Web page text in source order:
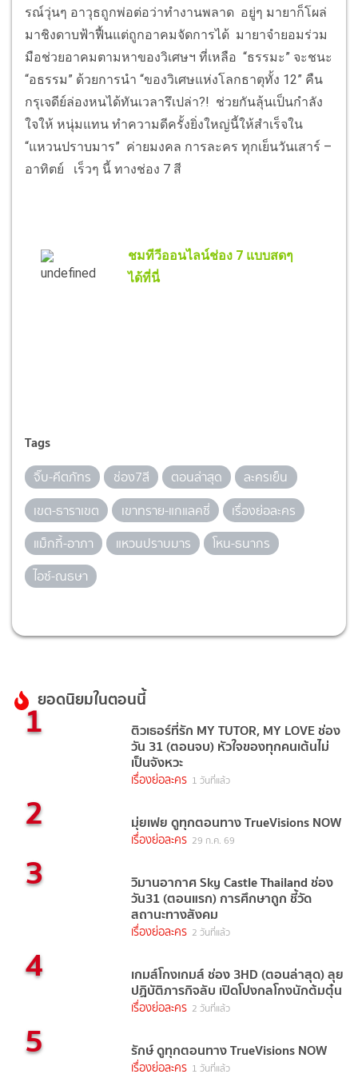
รณ์วุ่นๆ อาวุธถูกพ่อต่อว่าทำงานพลาด อยู่ๆ มายาก็โผล่
มาชิงดาบฟ้าฟื้นแต่ถูกอาคมจัดการได้ มายาจำยอมร่วม
มือช่วยอาคมตามหาของวิเศษฯ ที่เหลือ “ธรรมะ” จะชนะ
“อธรรม” ด้วยการนำ “ของวิเศษแห่งโลกธาตุทั้ง 12” คืน
กรุเจดีย์ล่องหนได้ทันเวลารึเปล่า?! ช่วยกันลุ้นเป็นกำลัง
ใจให้ หนุ่มแทน ทำความดีครั้งยิ่งใหญ่นี้ให้สำเร็จใน
“แหวนปราบมาร” ค่ายมงคล การละคร ทุกเย็นวันเสาร์ –
อาทิตย์ เร็วๆ นี้ ทางช่อง 7 สี
ชมทีวีออนไลน์ช่อง 7 แบบสดๆ
ได้ที่นี่
Tags
จิ๊บ-คีตภัทร ช่อง7สี ตอนล่าสุด
ละครเย็น
เขต-ธาราเขต
เขาทราย-แกแลคซี่
เรื่องย่อละคร
แม็กกี้-อาภา
แหวนปราบมาร
โหน-ธนากร
ไอซ์-ณธษา
ยอดนิยมในตอนนี้
1 ติวเธอร์ที่รัก MY TUTOR, MY LOVE ช่อง
วัน 31 (ตอนจบ) หัวใจของทุกคนเต้นไม่
เป็นจังหวะ
เรื่องย่อละคร 1 วันที่แล้ว
2 มุ่ยเฟย ดูทุกตอนทาง TrueVisions NOW
เรื่องย่อละคร 29 ก.ค. 69
3 วิมานอากาศ Sky Castle Thailand ช่อง
วัน31 (ตอนแรก) การศึกษาถูก ชี้วัด
สถานะทางสังคม
เรื่องย่อละคร 2 วันที่แล้ว
4 เกมส์โกงเกมส์ ช่อง 3HD (ตอนล่าสุด) ลุย
ปฏิบัติภารกิจลับ เปิดโปงกลโกงนักต้มตุ๋น
เรื่องย่อละคร 2 วันที่แล้ว
5 รักษ์ ดูทุกตอนทาง TrueVisions NOW
เรื่องย่อละคร 1 วันที่แล้ว